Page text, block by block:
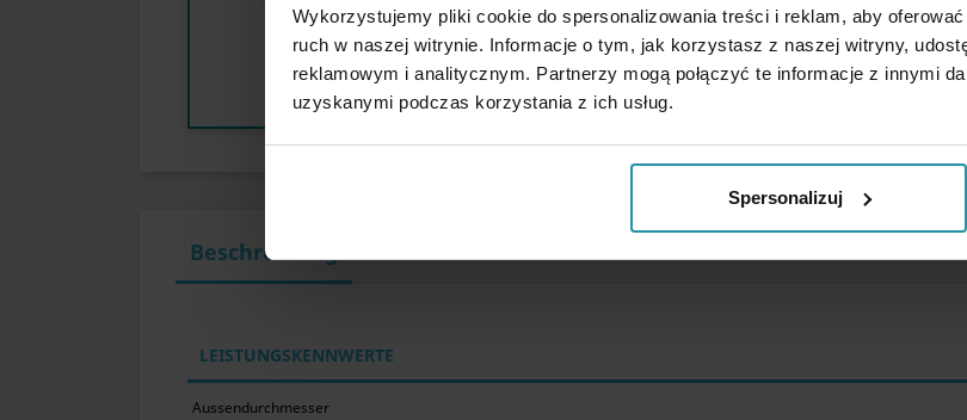
Wykorzystujemy pliki cookie do spersonalizowania treści i reklam, aby
ruch w naszej witrynie. Informacje o tym, jak korzystasz z naszej witryny,
reklamowym i analitycznym. Partnerzy mogą połączyć te informacje z innymi
uzyskanymi podczas korzystania z ich usług.
Spersonalizuj
Beschreibung
LEISTUNGSKENNWERTE
Aussendurchmesser